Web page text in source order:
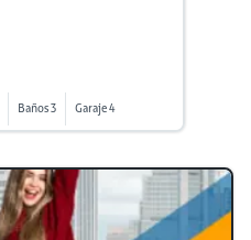
Baños 3 Garaje 4